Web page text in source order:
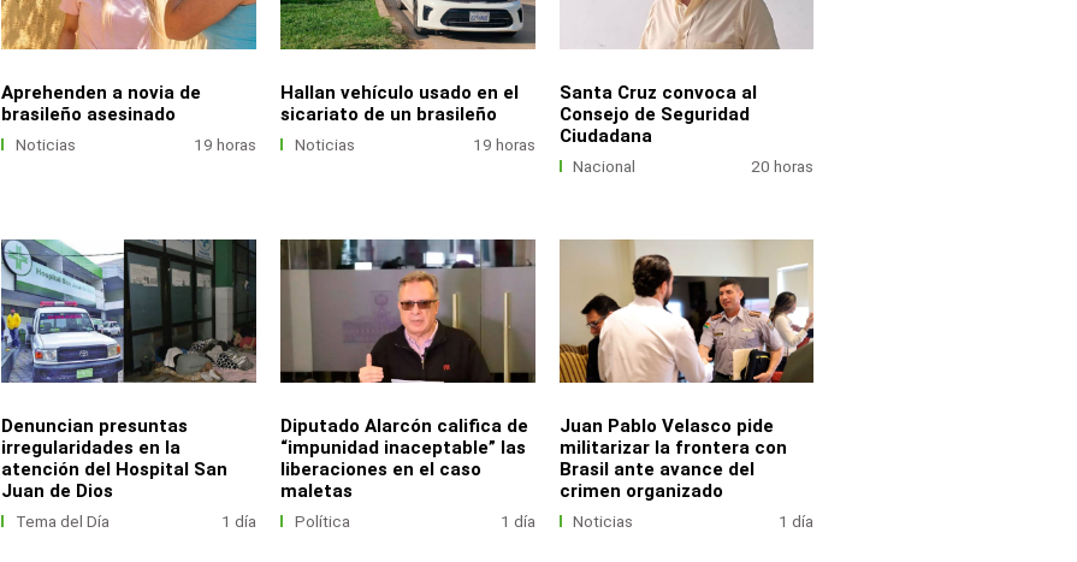
Aprehenden a novia de
brasileño asesinado
Noticias 19 horas
Hallan vehículo usado en el
sicariato de un brasileño
Noticias 19 horas
Santa Cruz convoca al
Consejo de Seguridad
Ciudadana
Nacional 20 horas
Denuncian presuntas
irregularidades en la
atención del Hospital San
Juan de Dios
Tema del Día 1 día
Diputado Alarcón califica de
“impunidad inaceptable” las
liberaciones en el caso
maletas
Política 1 día
Juan Pablo Velasco pide
militarizar la frontera con
Brasil ante avance del
crimen organizado
Noticias 1 día